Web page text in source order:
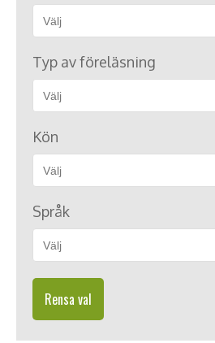
Typ av föreläsning
Kön
Språk
Rensa val